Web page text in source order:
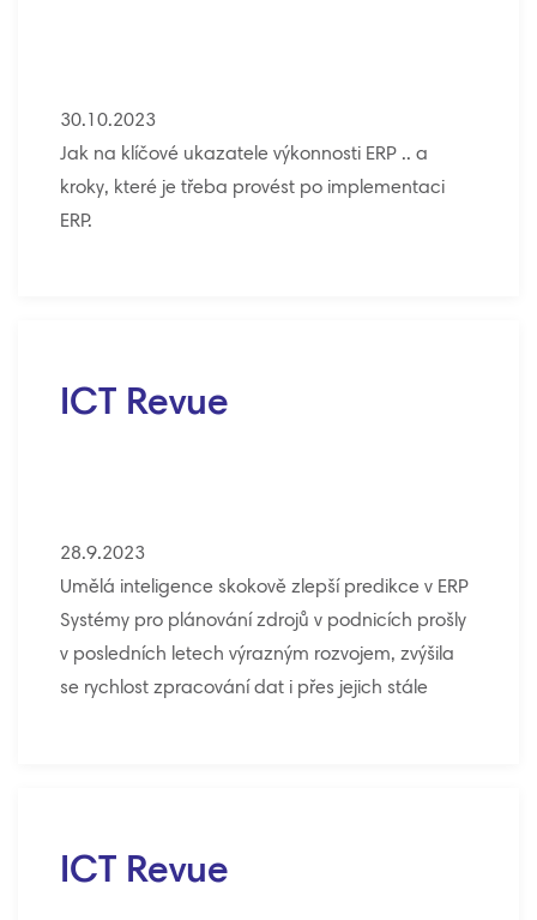
30.10.2023
Jak na klíčové ukazatele výkonnosti ERP .. a
kroky, které je třeba provést po implementaci
ERP.
ICT Revue
28.9.2023
Umělá inteligence skokově zlepší predikce v ERP
Systémy pro plánování zdrojů v podnicích prošly
v posledních letech výrazným rozvojem, zvýšila
se rychlost zpracování dat i přes jejich stále
ICT Revue